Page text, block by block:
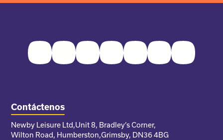
FacebookTwitter InstagramYoutubePinterestLinkedInTikTok
Contáctenos
Newby Leisure Ltd,Unit 8, Bradley’s Corner,
Wilton Road, Humberston,Grimsby, DN36 4BG